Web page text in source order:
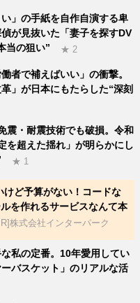
い」の手紙を自作自演する卑
が見抜いた「妻子を探すDV
当の狙い”
★ 2
者で補えばいい」の衝撃。
」が日本にもたらした“深刻
震・耐震技術でも破損。令和
を超えた揺れ」が明らかにし
★ 1
けど予算がない！コードな
を作れるサービスなんて本
株式会社インターパーク
私の定番。10年愛用してい
バスケット」のリアルな活